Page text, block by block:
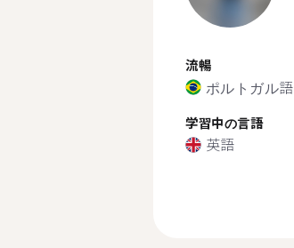
流暢
ポルトガル語
学習中の言語
英語